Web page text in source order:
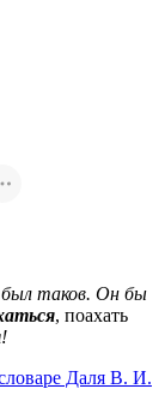
таков. Он бы
, поахать
Даля В. И.